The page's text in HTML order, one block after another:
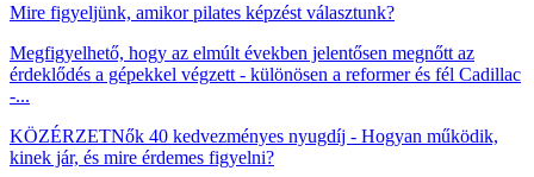
Mire figyeljünk, amikor pilates képzést választunk?
Megfigyelhető, hogy az elmúlt években jelentősen megnőtt az
érdeklődés a gépekkel végzett - különösen a reformer és fél Cadillac
-...
KÖZÉRZETNők 40 kedvezményes nyugdíj - Hogyan működik,
kinek jár, és mire érdemes figyelni?